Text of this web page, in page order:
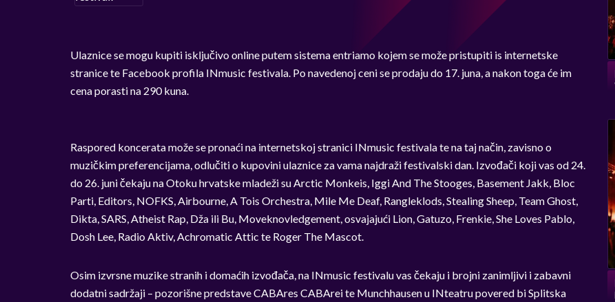
Ulaznice se mogu kupiti isključivo online putem sistema entriamo kojem se može pristupiti is internetske
stranice te Facebook profila INmusic festivala. Po navedenoj ceni se prodaju do 17. juna, a nakon toga će im
cena porasti na 290 kuna.
Raspored koncerata može se pronaći na internetskoj stranici INmusic festivala te na taj način, zavisno o
muzičkim preferencijama, odlučiti o kupovini ulaznice za vama najdraži festivalski dan. Izvođači koji vas od 24.
do 26. juni čekaju na Otoku hrvatske mladeži su Arctic Monkeis, Iggi And The Stooges, Basement Jakk, Bloc
Parti, Editors, NOFKS, Airbourne, A Tois Orchestra, Mile Me Deaf, Rangleklods, Stealing Sheep, Team Ghost,
Dikta, SARS, Atheist Rap, Dža ili Bu, Moveknovledgement, osvajajući Lion, Gatuzo, Frenkie, She Loves Pablo,
Dosh Lee, Radio Aktiv, Achromatic Attic te Roger The Mascot.
Osim izvrsne muzike stranih i domaćih izvođača, na INmusic festivalu vas čekaju i brojni zanimljivi i zabavni
dodatni sadržaji – pozorišne predstave CABAres CABArei te Munchhausen u INteatru povered bi Splitska